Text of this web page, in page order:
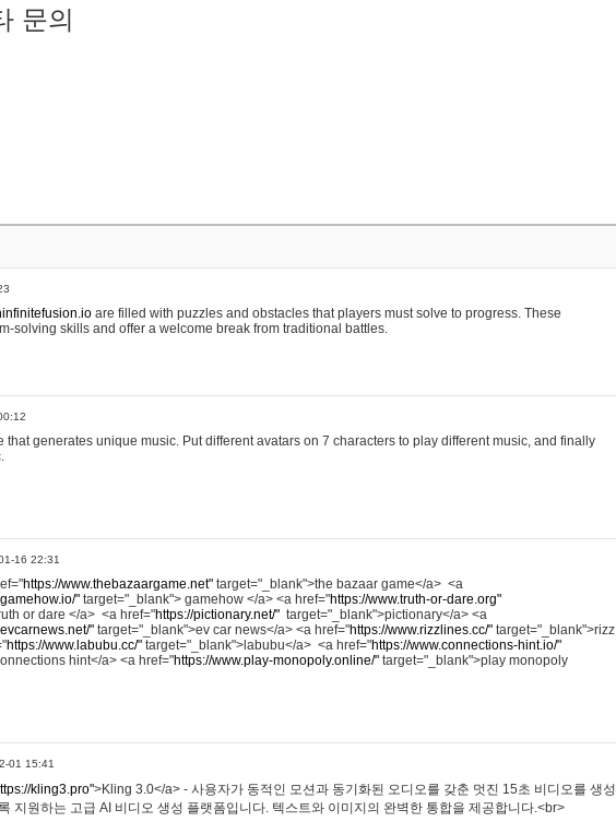
문의
are filled with puzzles and obstacles that players must solve to progress. These
solving skills and offer a welcome break from traditional battles.
that generates unique music. Put different avatars on 7 characters to play different music, and finally
16 22:31
https://www.thebazaargame.net" target="_blank">the bazaar game</a> <a
" target="_blank"> gamehow </a> <a href="https://www.truth-or-dare.org"
or dare </a> <a href="https://pictionary.net/" target="_blank">pictionary</a> <a
" target="_blank">ev car news</a> <a href="https://www.rizzlines.cc/" target="_blank">rizz
https://www.labubu.cc/" target="_blank">labubu</a> <a href="https://www.connections-hint.io/"
hint</a> <a href="https://www.play-monopoly.online/" target="_blank">play monopoly
01 15:41
kling3.pro">Kling 3.0</a> - 사용자가 동적인 모션과 동기화된 오디오를 갖춘 멋진 15초 비디오를 생성
지원하는 고급 AI 비디오 생성 플랫폼입니다. 텍스트와 이미지의 완벽한 통합을 제공합니다.<br>